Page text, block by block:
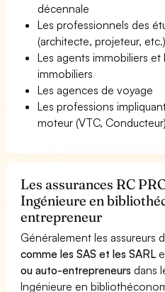
décennale
Les professionnels des
(architecte, projeteur, etc.)
Les agents immobiliers
immobiliers
Les agences de voyage
Les professions
moteur (VTC, Conducteur)
Les assurances RC
Ingénieure en
entrepreneur
Généralement les assureurs
comme les SAS et les SARL
ou auto-entrepreneurs dans
Ingénieure en